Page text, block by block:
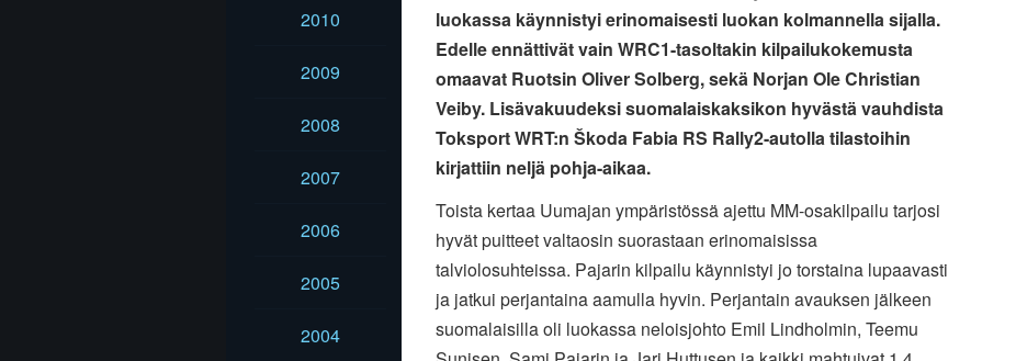
2010
2009
2008
2007
2006
2005
2004
luokassa käynnistyi erinomaisesti luokan kolmannella sijalla.
Edelle ennättivät vain WRC1-tasoltakin kilpailukokemusta
omaavat Ruotsin Oliver Solberg, sekä Norjan Ole Christian
Veiby. Lisävakuudeksi suomalaiskaksikon hyvästä vauhdista
Toksport WRT:n Škoda Fabia RS Rally2-autolla tilastoihin
kirjattiin neljä pohja-aikaa.
Toista kertaa Uumajan ympäristössä ajettu MM-osakilpailu tarjosi
hyvät puitteet valtaosin suorastaan erinomaisissa
talviolosuhteissa. Pajarin kilpailu käynnistyi jo torstaina lupaavasti
ja jatkui perjantaina aamulla hyvin. Perjantain avauksen jälkeen
suomalaisilla oli luokassa neloisjohto Emil Lindholmin, Teemu